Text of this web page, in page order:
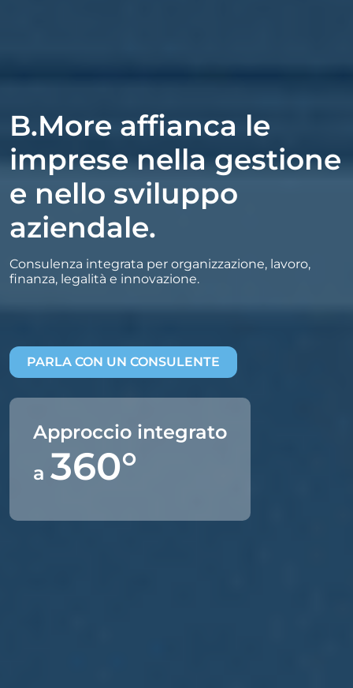
B.More affianca le
imprese nella gestione
e nello sviluppo
aziendale.
Consulenza integrata per organizzazione, lavoro,
finanza, legalità e innovazione.
PARLA CON UN CONSULENTE
Approccio integrato
a 360°